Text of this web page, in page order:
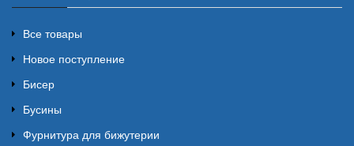
Все товары
Новое поступление
Бисер
Бусины
Фурнитура для бижутерии